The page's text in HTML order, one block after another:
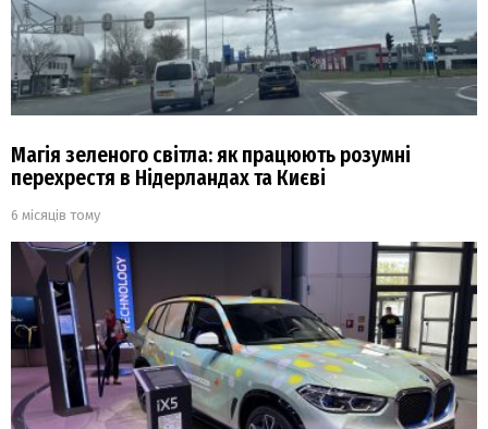
Магія зеленого світла: як працюють розумні
перехрестя в Нідерландах та Києві
6 місяців тому